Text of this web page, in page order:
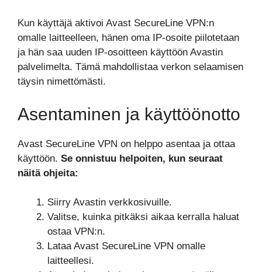
Kun käyttäjä aktivoi Avast SecureLine VPN:n
omalle laitteelleen, hänen oma IP-osoite piilotetaan
ja hän saa uuden IP-osoitteen käyttöön Avastin
palvelimelta. Tämä mahdollistaa verkon selaamisen
täysin nimettömästi.
Asentaminen ja käyttöönotto
Avast SecureLine VPN on helppo asentaa ja ottaa
käyttöön. Se onnistuu helpoiten, kun seuraat
näitä ohjeita:
Siirry Avastin verkkosivuille.
Valitse, kuinka pitkäksi aikaa kerralla haluat
ostaa VPN:n.
Lataa Avast SecureLine VPN omalle
laitteellesi.